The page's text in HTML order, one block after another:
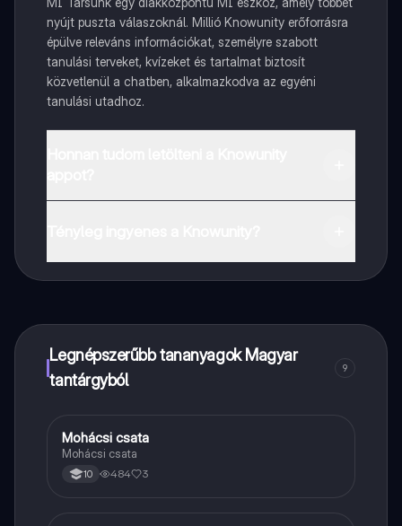
nyújt puszta válaszoknál. Millió Knowunity erőforrásra
épülve releváns információkat, személyre szabott
tanulási terveket, kvízeket és tartalmat biztosít
közvetlenül a chatben, alkalmazkodva az egyéni
tanulási utadhoz.
Legnépszerűbb tananyagok Magyar
tantárgyból
9
Magyar
Mohácsi csata
Mohácsi csata
10 484 3